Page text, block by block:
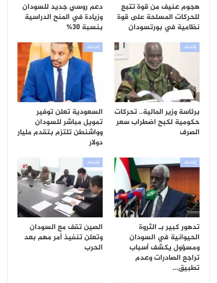
هجوم عنيف من قوة تتبع
للحركات المسلحة على قوة
نظامية في بورتسودان
دعم روسي جديد للسودان
وزيادة في المنح الدراسية
بنسبة 30%
إقتصاد
برئاسة وزير المالية.. تحركات
حكومية لكبح اضطراب سعر
الصرف
إقتصاد
السعودية تعلن توفير
تمويل مباشر للسودان
وواشنطن تلتزم بتقدم مليار
دولار
إقتصاد
تدهور كبير بـ الثروة
الحيوانية في السودان
ومسؤول يكشف أسباب
تراجع الصادرات وعدم
تطبيق…
إقتصاد
الصين تقف مع السودان
وتعلن تنفيذ أمر مهم بعد
الحرب